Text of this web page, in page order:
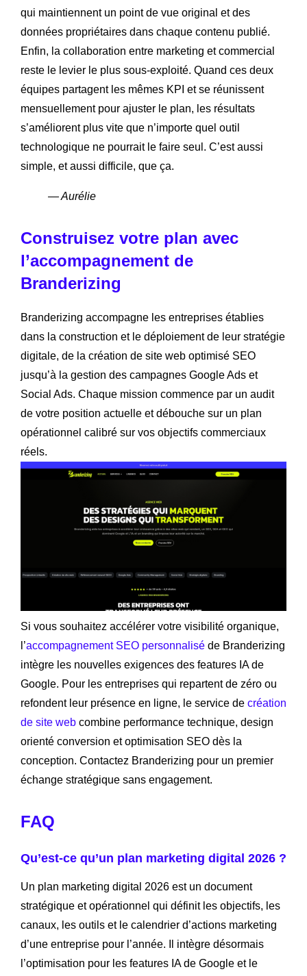
qui maintiennent un point de vue original et des
données propriétaires dans chaque contenu publié.
Enfin, la collaboration entre marketing et commercial
reste le levier le plus sous-exploité. Quand ces deux
équipes partagent les mêmes KPI et se réunissent
mensuellement pour ajuster le plan, les résultats
s’améliorent plus vite que n’importe quel outil
technologique ne pourrait le faire seul. C’est aussi
simple, et aussi difficile, que ça.
— Aurélie
Construisez votre plan avec
l’accompagnement de
Branderizing
Branderizing accompagne les entreprises établies
dans la construction et le déploiement de leur stratégie
digitale, de la création de site web optimisé SEO
jusqu’à la gestion des campagnes Google Ads et
Social Ads. Chaque mission commence par un audit
de votre position actuelle et débouche sur un plan
opérationnel calibré sur vos objectifs commerciaux
réels.
Si vous souhaitez accélérer votre visibilité organique,
l’accompagnement SEO personnalisé de Branderizing
intègre les nouvelles exigences des features IA de
Google. Pour les entreprises qui repartent de zéro ou
refondent leur présence en ligne, le service de création
de site web combine performance technique, design
orienté conversion et optimisation SEO dès la
conception. Contactez Branderizing pour un premier
échange stratégique sans engagement.
FAQ
Qu’est-ce qu’un plan marketing digital 2026 ?
Un plan marketing digital 2026 est un document
stratégique et opérationnel qui définit les objectifs, les
canaux, les outils et le calendrier d’actions marketing
d’une entreprise pour l’année. Il intègre désormais
l’optimisation pour les features IA de Google et le